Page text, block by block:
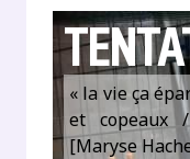
« la vie ça
et copeaux
[Maryse